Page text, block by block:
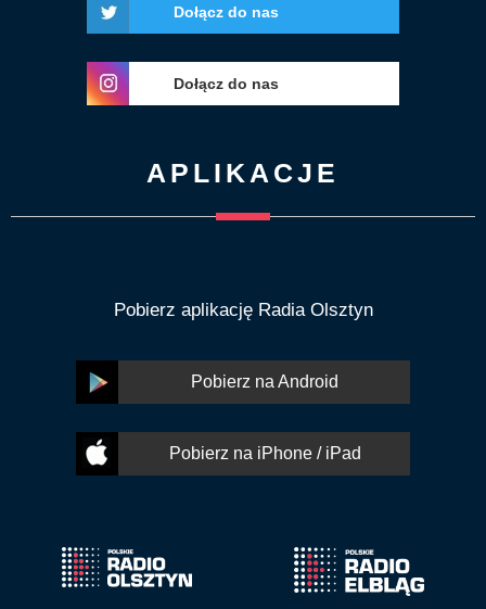
Dołącz do nas
Dołącz do nas
APLIKACJE
Pobierz aplikację Radia Olsztyn
Pobierz na Android
Pobierz na iPhone / iPad